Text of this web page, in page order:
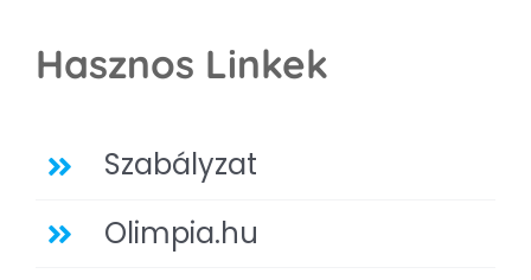
Hasznos Linkek
Szabályzat
Olimpia.hu